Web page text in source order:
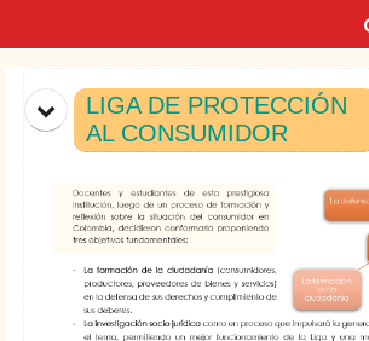
Diagrama de temas
LIGA DE PROTECCIÓN
AL CONSUMIDOR